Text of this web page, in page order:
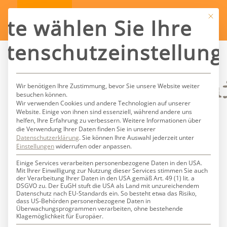
für:
Ronny&Klaid
Mit
wählen Sie Ihre
Wir benötigen Ihre Zustimmung, bevor Sie unsere Website weiter
besuchen können.
Wir verwenden Cookies und andere Technologien auf unserer
Website. Einige von ihnen sind essenziell, während andere uns
helfen, Ihre Erfahrung zu verbessern.Weitere Informationen über
die Verwendung Ihrer Daten finden Sie in unserer
Datenschutzerklärung.Sie können Ihre Auswahl jederzeit unter
Einstellungenwiderrufen oder anpassen.
Einige Services verarbeiten personenbezogene Daten in den USA.
Mit Ihrer Einwilligung zur Nutzung dieser Services stimmen Sie auch
der Verarbeitung Ihrer Daten in den USA gemäß Art. 49 (1) lit. a
DSGVO zu. Der EuGH stuft die USA als Land mit unzureichendem
Datenschutz nach EU-Standards ein. So besteht etwa das Risiko,
dass US-Behörden personenbezogene Daten in
Überwachungsprogrammen verarbeiten, ohne bestehende
Klagemöglichkeit für Europäer.